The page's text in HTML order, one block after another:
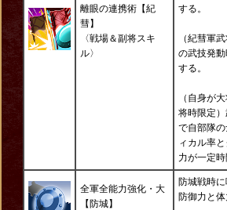
離眼の連携術【紀
彗】
〈戦場＆副将スキ
ル〉
する。
（紀彗軍
の武技発
する。
（自身が
将時限定
で自部隊
ィカル率
力が一定時
全軍全能力強化・大
【防城】
防城戦時
防御力と体